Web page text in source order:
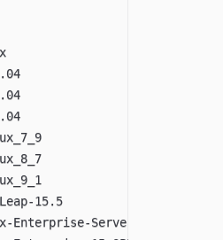
Kali
Leap-15.5
Enterprise-Server-15-SP4